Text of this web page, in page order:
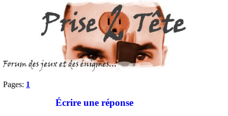
Pages: 1
Écrire une réponse